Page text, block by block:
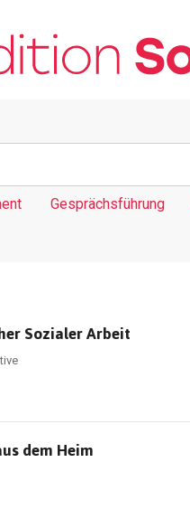
Gesprächsführung
Sozialer Arbeit
dem Heim